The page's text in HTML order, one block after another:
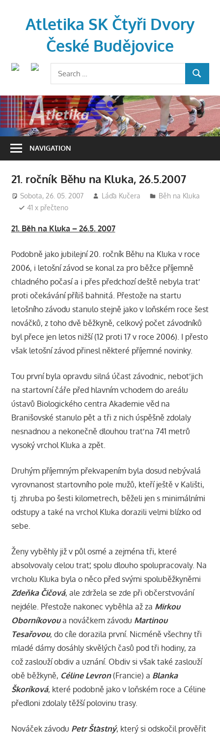
Atletika SK Čtyři Dvory
České Budějovice
SEARCH
NAVIGATION
21. ročník Běhu na Kluka, 26.5.2007
Sobota, 26. 05. 2007 Láďa Kučera
Běh na Kluka
41 x přečteno
21. Běh na Kluka – 26.5. 2007
Podobně jako jubilejní 20. ročník Běhu na Kluka v roce
2006, i letošní závod se konal za pro běžce příjemně
chladného počasí a i přes předchozí deště nebyla trať
proti očekávání příliš bahnitá. Přestože na startu
letošního závodu stanulo stejně jako v loňském roce šest
nováčků, z toho dvě běžkyně, celkový počet závodníků
byl přece jen letos nižší (12 proti 17 v roce 2006). I přesto
však letošní závod přinesl některé příjemné novinky.
Tou první byla opravdu silná účast závodnic, neboť jich
na startovní čáře před hlavním vchodem do areálu
ústavů Biologického centra Akademie věd na
Branišovské stanulo pět a tři z nich úspěšně zdolaly
nesnadnou a nekonečně dlouhou trať na 741 metrů
vysoký vrchol Kluka a zpět.
Druhým příjemným překvapením byla dosud nebývalá
vyrovnanost startovního pole mužů, kteří ještě v Kališti,
tj. zhruba po šesti kilometrech, běželi jen s minimálními
odstupy a také na vrchol Kluka dorazili velmi blízko od
sebe.
Ženy vyběhly již v půl osmé a zejména tři, které
absolvovaly celou trať, spolu dlouho spolupracovaly. Na
vrcholu Kluka byla o něco před svými spoluběžkyněmi
Zdeňka Čičová, ale zdržela se zde při občerstvování
nejdéle. Přestože nakonec vyběhla až za Mirkou
Oborníkovoua nováčkem závodu Martinou
Tesařovou, do cíle dorazila první. Nicméně všechny tři
mladé dámy dosáhly skvělých časů pod tři hodiny, za
což zaslouží obdiv a uznání. Obdiv si však také zaslouží
obě běžkyně, Céline Levron(Francie) a Blanka
Škoríková, které podobně jako v loňském roce a Céline
předloni zdolaly těžší polovinu trasy.
Nováček závodu Petr Šťastný, který si odskočil prověřit